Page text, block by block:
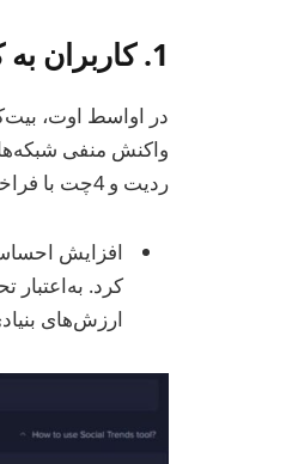
1. کاربران به کاهش بیت‌کوین واکنش منفی نشان دادند
واکنش منفی
ردیت و 4چت با فراخوان‌هایی برای خرید BTC در زمان افت افزایش یافت.
افزایش
ارزش‌های